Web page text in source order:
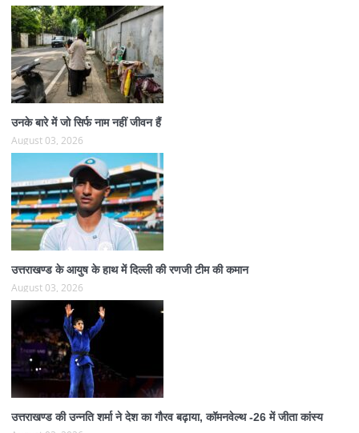
उनके बारे में जो सिर्फ नाम नहीं जीवन हैं
August 03, 2026
उत्तराखण्ड के आयुष के हाथ में दिल्ली की रणजी टीम की कमान
August 03, 2026
उत्तराखण्ड की उन्नति शर्मा ने देश का गौरव बढ़ाया, कॉमनवेल्थ -26 में जीता कांस्य